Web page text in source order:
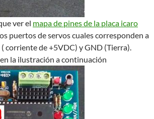
ver el mapa de pines de la placa icaro
puertos de servos cuales corresponden a
( corriente de +5VDC) y GND (Tierra).
la ilustración a continuación